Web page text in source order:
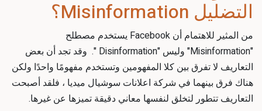
التضليل Misinformation؟
من المثير للاهتمام أن Facebook يستخدم مصطلح
"
Misinformation" وليس "Disinformation ". وقد تجد أن بعض
التعاريف لا تفرق بين كلا المفهومين وتستخدم مفهومًا واحدًا ولكن
هناك فرق بينهما في شركة اعلانات سوشيال ميديا ، فلقد أصبحت
التعاريف تتطور لتخلق لنفسها معاني دقيقة تميزها عن غيرها.